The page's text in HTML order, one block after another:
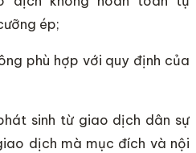
ép;
phù hợp với quy định của
sinh từ giao dịch dân sự
dịch mà mục đích và nội